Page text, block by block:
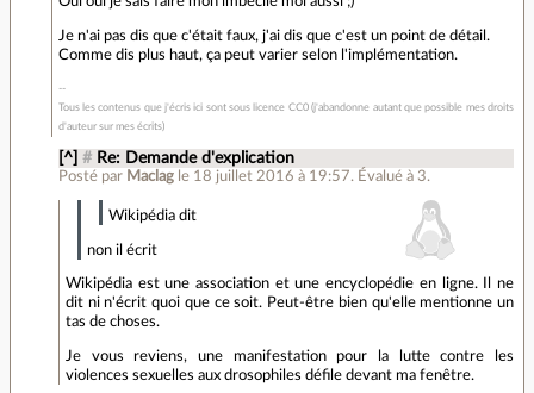
Je n'ai pas dis que c'était faux, j'ai dis que c'est un point de détail.
Comme dis plus haut, ça peut varier selon l'implémentation.
Tous les contenus que j'écris ici sont sous licence CC0 (j'abandonne autant que possible mes droits
d'auteur sur mes écrits)
[^] # Re: Demande d'explication
Posté par Maclag le 18 juillet 2016 à 19:57. Évalué à 3.
Wikipédia dit
non il écrit
Wikipédia est une association et une encyclopédie en ligne. Il ne
dit ni n'écrit quoi que ce soit. Peut-être bien qu'elle mentionne un
tas de choses.
Je vous reviens, une manifestation pour la lutte contre les
violences sexuelles aux drosophiles défile devant ma fenêtre.